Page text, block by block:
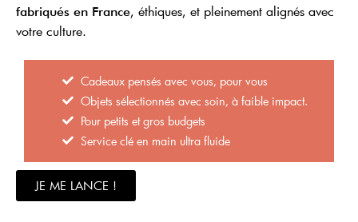
fabriqués en France, éthiques, et pleinement alignés avec
votre culture.
Cadeaux pensés avec vous, pour vous
Objets sélectionnés avec soin, à faible impact.
Pour petits et gros budgets
Service clé en main ultra fluide
JE ME LANCE !